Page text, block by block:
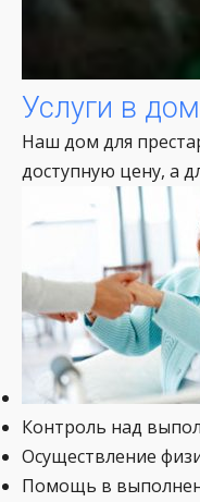
Услуги в
Наш дом для
доступную цену, а
Контроль над
Осуществление
Помощь в